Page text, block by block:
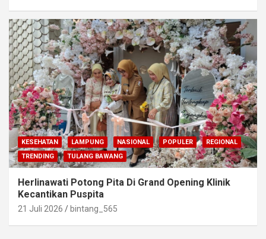
KESEHATAN LAMPUNG NASIONAL POPULER
REGIONAL
TRENDING
TULANG BAWANG
Herlinawati Potong Pita Di Grand Opening Klinik
Kecantikan Puspita
21 Juli 2026 bintang_565